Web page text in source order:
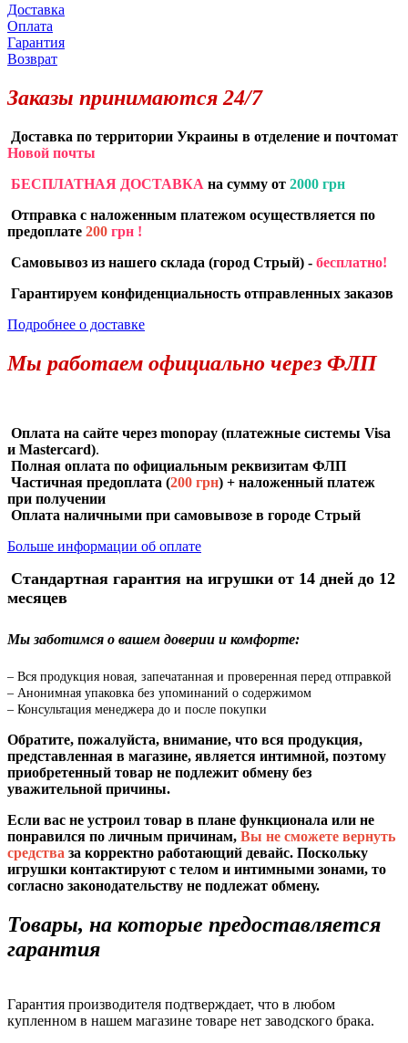
Доставка
Оплата
Гарантия
Возврат
Заказы принимаются 24/7
Доставка по территории Украины в отделение и почтомат
Новой почты
БЕСПЛАТНАЯ ДОСТАВКА на сумму от 2000 грн
Отправка с наложенным платежом осуществляется по
предоплате 200 грн !
Самовывоз из нашего склада (город Стрый) - бесплатно!
Гарантируем конфиденциальность отправленных заказов
Подробнее о доставке
Мы работаем официально через ФЛП
Оплата на сайте через monopay (платежные системы Visa
и Mastercard).
Полная оплата по официальным реквизитам ФЛП
Частичная предоплата (200 грн) + наложенный платеж
при получении
Оплата наличными при самовывозе в городе Стрый
Больше информации об оплате
Стандартная гарантия на игрушки от 14 дней до 12
месяцев
Мы заботимся о вашем доверии и комфорте:
– Вся продукция новая, запечатанная и проверенная перед отправкой
– Анонимная упаковка без упоминаний о содержимом
– Консультация менеджера до и после покупки
Обратите, пожалуйста, внимание, что вся продукция,
представленная в магазине, является интимной, поэтому
приобретенный товар не подлежит обмену без
уважительной причины.
Если вас не устроил товар в плане функционала или не
понравился по личным причинам, Вы не сможете вернуть
средства за корректно работающий девайс. Поскольку
игрушки контактируют с телом и интимными зонами, то
согласно законодательству не подлежат обмену.
Товары, на которые предоставляется
гарантия
Гарантия производителя подтверждает, что в любом
купленном в нашем магазине товаре нет заводского брака.